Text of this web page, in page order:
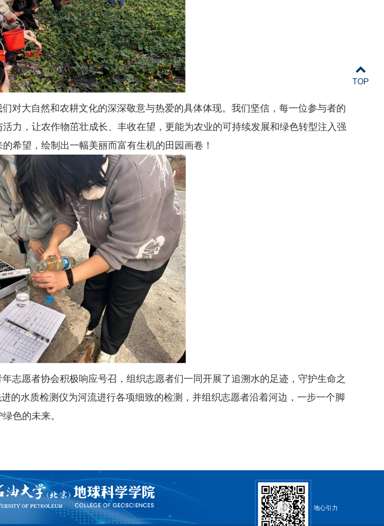
对大自然和农耕文化的深深敬意与热爱的具体体现。我们坚信，每一位参与者的
力，让农作物茁壮成长、丰收在望，更能为农业的可持续发展和绿色转型注入强
希望，绘制出一幅美丽而富有生机的田园画卷！
志愿者协会积极响应号召，组织志愿者们一同开展了追溯水的足迹，守护生命之
的水质检测仪为河流进行各项细致的检测，并组织志愿者沿着河边，一步一个脚
色的未来。
地心引力
TOP